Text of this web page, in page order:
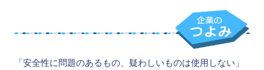
「安全性に問題のあるもの、疑わしいものは使用しない」